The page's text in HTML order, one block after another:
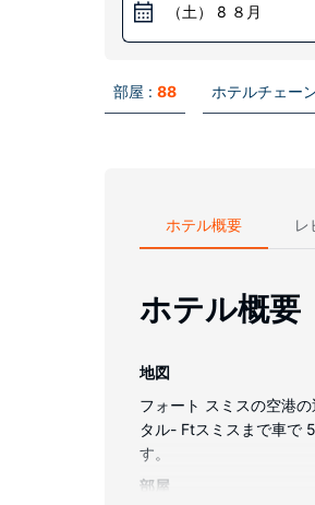
（土） 8 ８月
部屋 : 88 ホテルチェー
ホテル概要 レ
ホテル概要
地図
フォート スミスの空港
タル- Ftスミスまで車で
す。
部屋